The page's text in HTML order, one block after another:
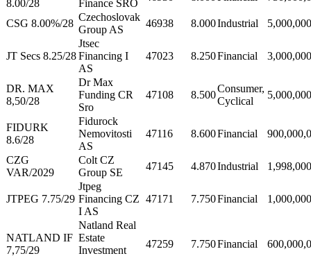
8.00/28
Finance SRO
CSG 8.00%/28
Czechoslovak
Group AS
46938 8.000Industrial
JT Secs 8.25/28
Jtsec
Financing I
AS
47023 8.250Financial
DR. MAX
8,50/28
Dr Max
Funding CR
Sro
47108 8.500
Consumer,
Cyclical
FIDURK
8.6/28
Fidurock
Nemovitosti
AS
47116 8.600Financial
CZG
VAR/2029
Colt CZ
Group SE
47145 4.870Industrial
JTPEG 7.75/29
Jtpeg
Financing CZ
I AS
47171 7.750Financial
NATLAND IF
7,75/29
Natland Real
Estate
Investment
47259 7.750Financial